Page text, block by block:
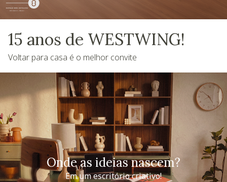
15 anos de WESTWING!
Voltar para casa é o melhor convite
Onde as ideias nascem?
Em um escritório criativo!